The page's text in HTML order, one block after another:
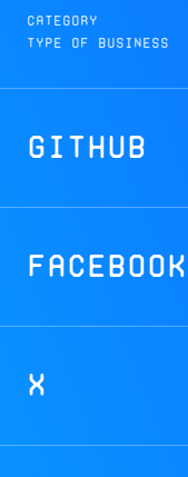
Category
Type of Business
GitHub
Facebook
X